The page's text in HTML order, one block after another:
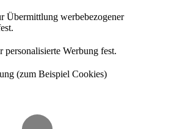
Übermittlung werbebezogener
Werbung fest.
(zum Beispiel Cookies)